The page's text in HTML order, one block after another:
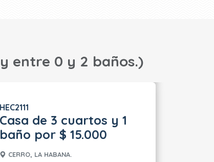
entre 0 y 2 baños.)
HEC2111
Casa de 3 cuartos y 1
baño por $ 15.000
CERRO, LA HABANA.